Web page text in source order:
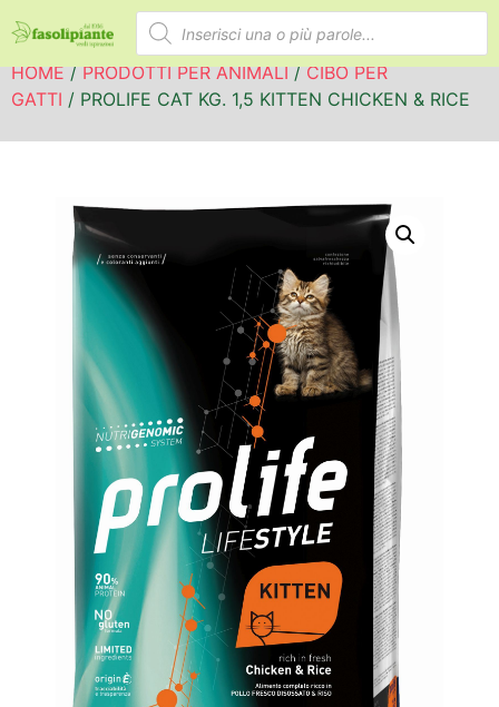
HOME/PRODOTTI PER ANIMALI/CIBO PER
GATTI / PROLIFE CAT KG. 1,5 KITTEN CHICKEN & RICE